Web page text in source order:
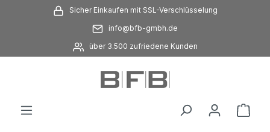
Zum Hauptinhalt springenSicher Einkaufen mit SSL-Verschlüsselung
info@bfb-gmbh.de
über 3.500 zufriedene Kunden